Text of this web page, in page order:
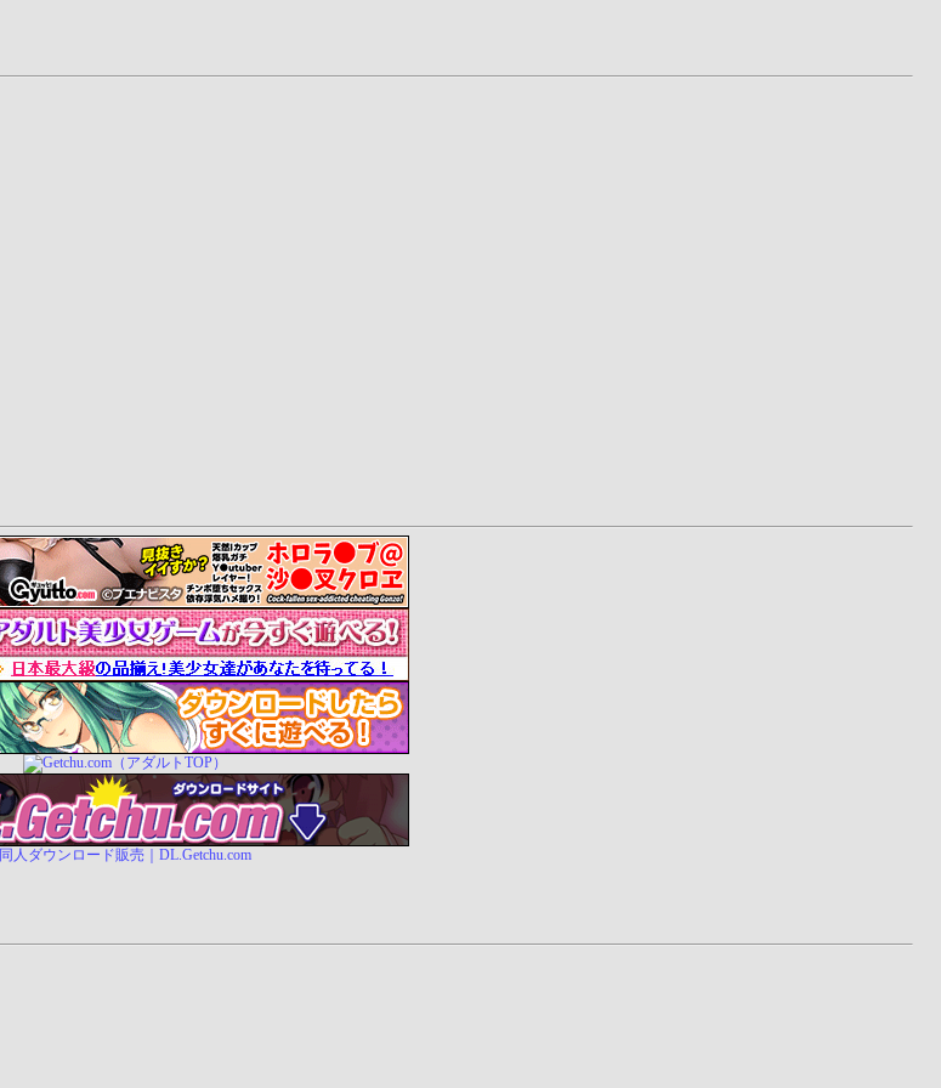
同人ダウンロード販売｜DL.Getchu.com